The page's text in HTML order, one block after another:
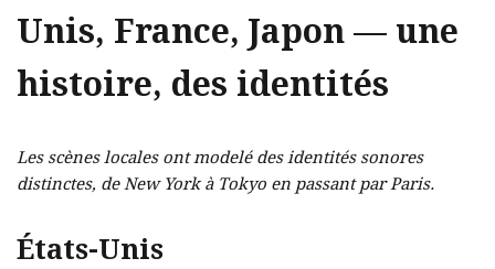
Unis, France, Japon — une
histoire, des identités
Les scènes locales ont modelé des identités sonores
distinctes, de New York à Tokyo en passant par Paris.
États-Unis